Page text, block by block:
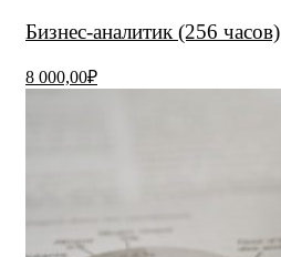
Бизнес-аналитик (256 часов)
8 000,00₽